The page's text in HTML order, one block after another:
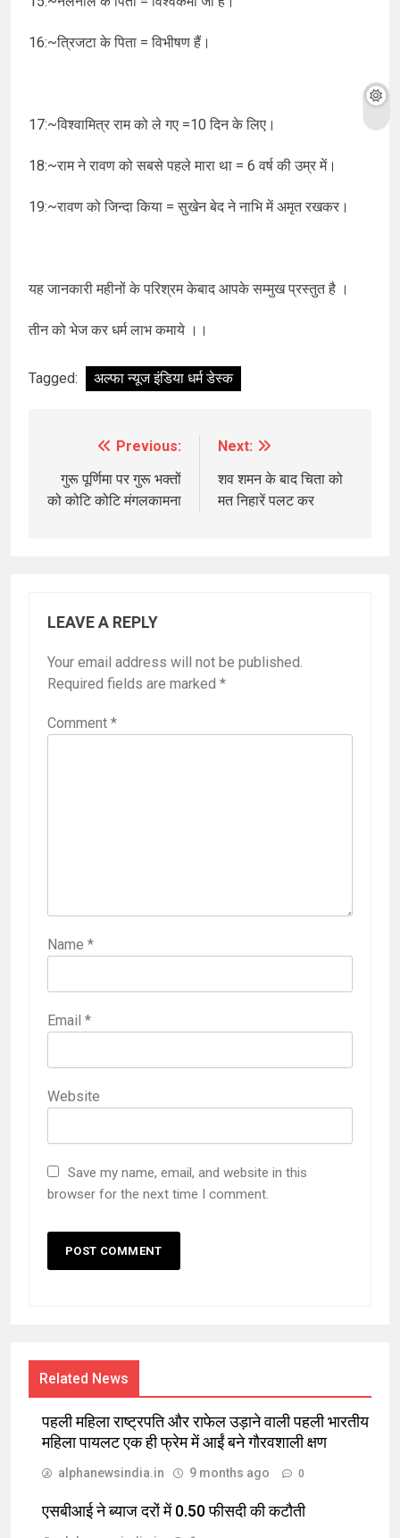
16:~त्रिजटा के पिता = विभीषण हैं।
17:~विश्वामित्र राम को ले गए =10 दिन के लिए।
18:~राम ने रावण को सबसे पहले मारा था = 6 वर्ष की उम्र में।
19:~रावण को जिन्दा किया = सुखेन बेद ने नाभि में अमृत रखकर।
यह जानकारी महीनों के परिश्रम केबाद आपके सम्मुख प्रस्तुत है ।
तीन को भेज कर धर्म लाभ कमाये ।।
Tagged: अल्फा न्यूज इंडिया धर्म डेस्क
navigation
Previous:
गुरू पूर्णिमा पर गुरू भक्तों
को कोटि कोटि मंगलकामना
Next:
शव शमन के बाद चिता को
मत निहारें पलट कर
LEAVE A REPLY
Your email address will not be published.
Required fields are marked *
Comment *
Name *
Email *
Website
Save my name, email, and website in this
browser for the next time I comment.
Related News
पहली महिला राष्ट्रपति और राफेल उड़ाने वाली पहली भारतीय
महिला पायलट एक ही फ्रेम में आईं बने गौरवशाली क्षण
alphanewsindia.in 9 months ago 0
एसबीआई ने ब्याज दरों में 0.50 फीसदी की कटौती